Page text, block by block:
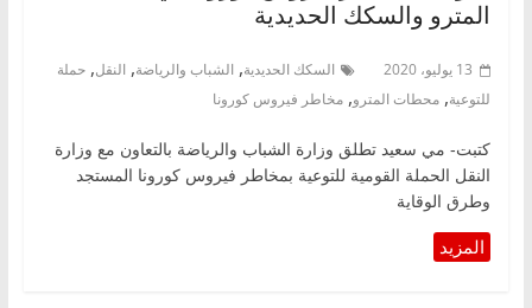
المترو والسكك الحديدية
13 يوليو، 2020 السكك الحديدية, الشباب والرياضة, النقل, حملة
للتوعية, محطات المترو, مخاطر فيروس كورونا
كتبت- مي سعيد تطلق وزارة الشباب والرياضة بالتعاون مع وزارة
النقل الحملة القومية للتوعية بمخاطر فيروس كورونا المستجد
وطرق الوقاية